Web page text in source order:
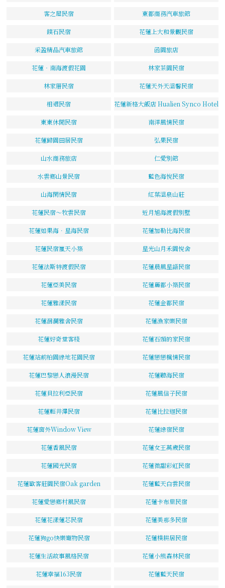
客之屋民宿 東都商務汽車旅館
鏷石民宿 花蓮上大和景觀民宿
采盈精品汽車旅館 函園旅店
花蓮‧南海渡假花園 林家茶園民宿
林家厝民宿 花蓮天外天溫馨民宿
相遇民宿 花蓮新格大飯店 Hualien Synco Hotel
東東休閒民宿 南洋風情民宿
花蓮歸園田居民宿 弘果民宿
山水商務旅店 仁愛別館
水雲鄉山景民宿 藍色海悅民宿
山海閑情民宿 紅葉溫泉山莊
花蓮民宿～牧雲民宿 近月旭海渡假別墅
花蓮如果海．星海民宿 花蓮加勒比海民宿
花蓮民宿嵐天小築 星光山月禾園悅舍
花蓮法斯特渡假民宿 花蓮晨風星語民宿
花蓮亞美民宿 花蓮麗都小築民宿
花蓮雅漾民宿 花蓮金都民宿
花蓮洄瀾雅舍民宿 花蓮漁家樂民宿
花蓮好奇堂客棧 花蓮石頭的家民宿
花蓮站前柏園綠地花園民宿 花蓮戀戀楓情民宿
花蓮巴黎戀人浪漫民宿 花蓮聽海民宿
花蓮貝拉利亞民宿 花蓮風信子民宿
花蓮輕井澤民宿 花蓮比拉迦民宿
花蓮窗外Window View 花蓮綠宿民宿
花蓮香風民宿 花蓮女王萬歲民宿
花蓮國光民宿 花蓮微甜彩虹民宿
花蓮歐客莊園民宿Oak garden 花蓮藍天白雲民宿
花蓮愛戀鄉村風民宿 花蓮卡布里民宿
花蓮花漾蓮芯民宿 花蓮美那多民宿
花蓮狗go快樂寵物民宿 花蓮樸耕居民宿
花蓮生活故事風格民宿 花蓮小熊森林民宿
花蓮幸福163民宿 花蓮藍天民宿